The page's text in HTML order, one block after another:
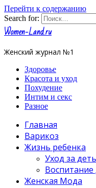
Перейти к содержанию
Search for:
Women-Land.ru
Женский журнал №1
Здоровье
Красота и уход
Похудение
Интим и секс
Разное
Главная
Варикоз
Жизнь ребенка
Уход за
Воспитание
Женская Мода